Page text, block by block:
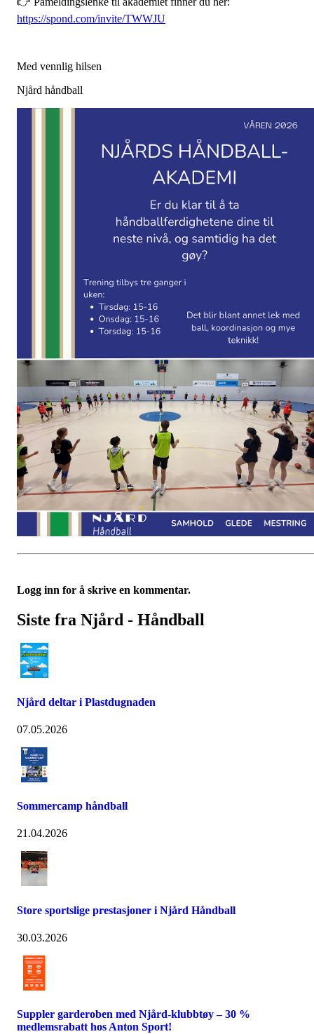
https://spond.com/invite/TWWJU
Med vennlig hilsen
Njård håndball
Logg inn for å skrive en kommentar.
Siste fra Njård - Håndball
Njård deltar i Plastdugnaden
07.05.2026
Sommercamp håndball
21.04.2026
Store sportslige prestasjoner i Njård Håndball
30.03.2026
Suppler garderoben med Njård-klubbtøy – 30 %
medlemsrabatt hos Anton Sport!